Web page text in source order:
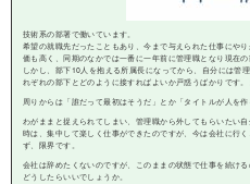
技術系の部署で働いています。
希望の就職先だったこともあり、今まで与えられた仕事にや
価も高く、同期のなかでは一番に一年前に管理職となり現在の
しかし、部下10人を抱える所属長になってから、自分には管
れぞれの部下とどのように接すればよいか戸惑うばかりです
周りからは「誰だって最初はそうだ」とか「タイトルが人を
わがままと捉えられてしまい、管理職から外してもらいたい
時は、集中して楽しく仕事ができたのですが、今は会社に行
ず、限界です。
会社は辞めたくないのですが、このままの状態で仕事を続ける
どうしたらいいでしょうか。